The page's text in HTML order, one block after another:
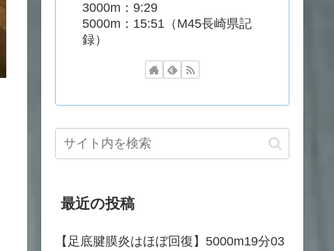
3000m：9:29
5000m：15:51（M45長崎県記
録）
最近の投稿
【足底腱膜炎はほぼ回復】5000m19分03